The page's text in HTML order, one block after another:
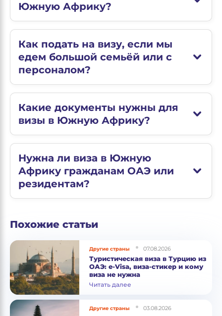
Южную Африку?
Как подать на визу, если мы
едем большой семьёй или с
персоналом?
Какие документы нужны для
визы в Южную Африку?
Нужна ли виза в Южную
Африку гражданам ОАЭ или
резидентам?
Похожие статьи
Другие страны 07.08.2026
Туристическая виза в Турцию из
ОАЭ: e-Visa, виза-стикер и кому
виза не нужна
Читать далее
Другие страны 03.08.2026